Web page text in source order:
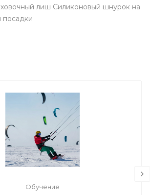
лиш Силиконовый шнурок на
Обучение